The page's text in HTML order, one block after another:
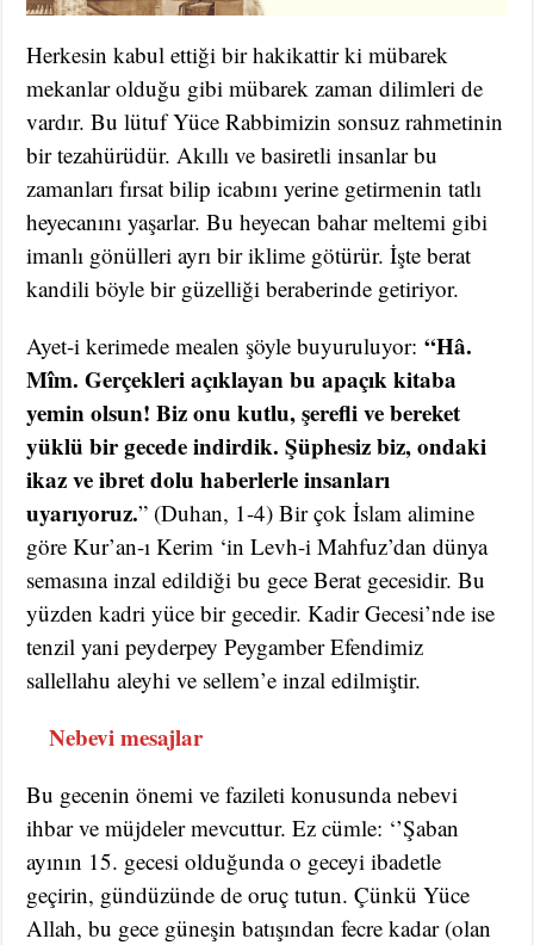
Herkesin kabul ettiği bir hakikattir ki mübarek
mekanlar olduğu gibi mübarek zaman dilimleri de
vardır. Bu lütuf Yüce Rabbimizin sonsuz rahmetinin
bir tezahürüdür. Akıllı ve basiretli insanlar bu
zamanları fırsat bilip icabını yerine getirmenin tatlı
heyecanını yaşarlar. Bu heyecan bahar meltemi gibi
imanlı gönülleri ayrı bir iklime götürür. İşte berat
kandili böyle bir güzelliği beraberinde getiriyor.
Ayet-i kerimede mealen şöyle buyuruluyor:“Hâ.
Mîm. Gerçekleri açıklayan bu apaçık kitaba
yemin olsun! Biz onu kutlu, şerefli ve bereket
yüklü bir gecede indirdik. Şüphesiz biz, ondaki
ikaz ve ibret dolu haberlerle insanları
uyarıyoruz.” (Duhan, 1-4) Bir çok İslam alimine
göre Kur’an-ı Kerim ‘in Levh-i Mahfuz’dan dünya
semasına inzal edildiği bu gece Berat gecesidir. Bu
yüzden kadri yüce bir gecedir. Kadir Gecesi’nde ise
tenzil yani peyderpey Peygamber Efendimiz
sallellahu aleyhi ve sellem’e inzal edilmiştir.
Nebevi mesajlar
Bu gecenin önemi ve fazileti konusunda nebevi
ihbar ve müjdeler mevcuttur. Ez cümle: ‘’Şaban
ayının 15. gecesi olduğunda o geceyi ibadetle
geçirin, gündüzünde de oruç tutun. Çünkü Yüce
Allah, bu gece güneşin batışından fecre kadar (olan